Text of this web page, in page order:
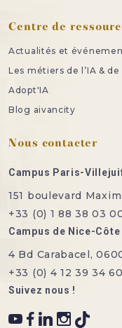
Centre de
Actualités et
Les métiers de l’IA & de
Adopt'IA
Blog aivancity
Nous contacter
Campus Paris-
151 boulevard
+33 (0) 1 88 38 03
Campus de Nice-Côte
4 Bd Carabacel,
+33 (0) 4 12 39 34 60
Suivez nous !